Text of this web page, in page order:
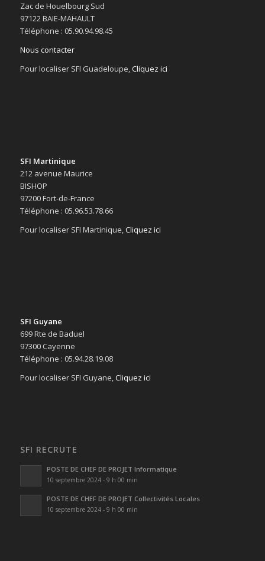
Zac de Houelbourg Sud
97122 BAIE-MAHAULT
Téléphone : 05.90.94.98.45
Nous contacter
Pour localiser SFI Guadeloupe,Cliquez ici
SFI Martinique
212 avenue Maurice
BISHOP
97200 Fort-de-France
Téléphone : 05.96.53.78.66
Pour localiser SFI Martinique, Cliquez ici
SFI Guyane
699 Rte de Baduel
97300 Cayenne
Téléphone : 05.94.28.19.08
Pour localiser SFI Guyane,Cliquez ici
SFI RECRUTE
POSTE DE CHEF DE PROJET Informatique
10 septembre 2024 - 9 h 00 min
POSTE DE CHEF DE PROJET Collectivités Locales
10 septembre 2024 - 9 h 00 min